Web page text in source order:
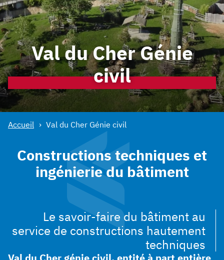
Maçonnerie traditionnelle
Travaux publics
Travaux spéciaux
Gestion de carrière
CONTACT
Facebook :Linkedin :
Val du Cher Génie
civil
Accueil Val du Cher Génie civil
Constructions techniques et
ingénierie du bâtiment
Le savoir-faire du bâtiment au
service de constructions hautement
techniques